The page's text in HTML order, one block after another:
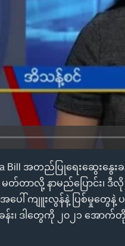
Bill အတည်ပြုရေးဆွေးနွေ
မတ်တာလို့ နာမည်ပြောင်း
ပေါ် ကျူးလွန်နဲ့ ပြစ်မှုတွ
န်း၊ ဒါတွေကို ၂၀၂၁ အောက်